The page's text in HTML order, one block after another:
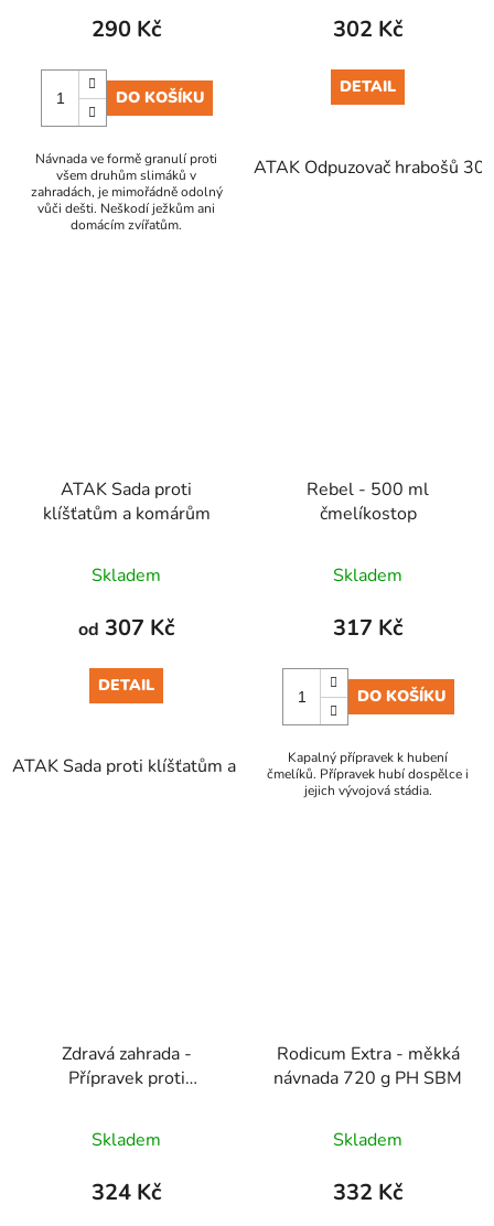
290 Kč
DO KOŠÍKU
Návnada ve formě granulí proti
všem druhům slimáků v
zahradách, je mimořádně odolný
vůči dešti. Neškodí ježkům ani
domácím zvířatům.
302 Kč
DETAIL
ATAK Odpuzovač hrabošů
ATAK Sada proti
klíšťatům a komárům
Skladem
od 307 Kč
DETAIL
ATAK Sada proti klíšťatům a komárům 100+100 ml
Rebel - 500 ml
čmelíkostop
Skladem
317 Kč
DO KOŠÍKU
Kapalný přípravek k hubení
čmelíků. Přípravek hubí dospělce i
jejich vývojová stádia.
Zdravá zahrada -
Přípravek proti
Skladem
324 Kč
Rodicum Extra - měkká
návnada 720 g PH SBM
Skladem
332 Kč